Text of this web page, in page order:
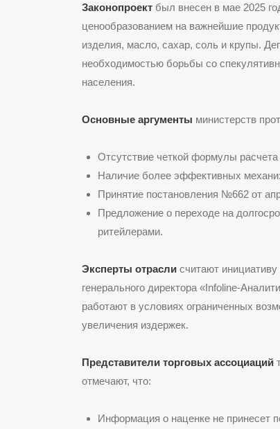
Законопроект был внесен в мае 2025
ценообразованием на важнейшие
изделия, масло, сахар, соль и крупы.
необходимостью борьбы со
населения.
Основные аргументы министерств
Отсутствие четкой формулы расчета
Наличие более эффективных
Принятие постановления №662 от
Предложение о переходе на
ритейлерами.
Эксперты отрасли считают
генерального директора «Infoline-
работают в условиях ограниченных
увеличения издержек.
Представители торговых ассоциаций
отмечают, что:
Информация о наценке не принесет